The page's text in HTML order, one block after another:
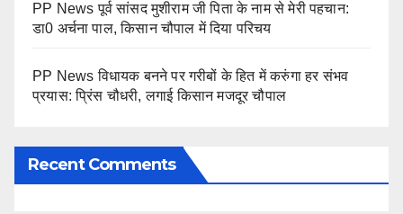
PP News पूर्व सांसद मुशीराम जी पिता के नाम से मेरी पहचान:
डा0 अर्चना पाल, किसान चौपाल में दिया परिचय
PP News विधायक बनने पर गरीबों के हित में करुंगा हर संभव
प्रयास: प्रिंस चौधरी, लगाई किसान मजदूर चौपाल
Recent Comments